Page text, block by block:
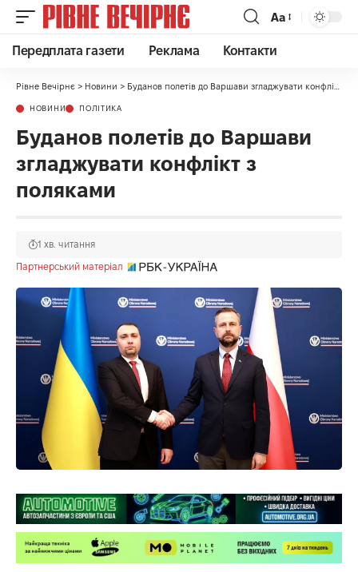
Аа
Передплата газети Реклама Контакти
Рівне Вечірнє > Новини > Буданов полетів до Варшави згладжувати конфлікт з поляками
НОВИНИ ПОЛІТИКА
Буданов полетів до Варшави
згладжувати конфлікт з
поляками
Партнерський матеріал
1 хв. читання